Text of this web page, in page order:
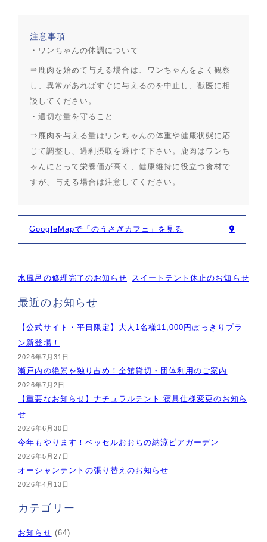
注意事項
・ワンちゃんの体調について
⇒鹿肉を始めて与える場合は、ワンちゃんをよく観察
し、異常があればすぐに与えるのを中止し、獣医に相
談してください。
・適切な量を守ること
⇒鹿肉を与える量はワンちゃんの体重や健康状態に応
じて調整し、過剰摂取を避けて下さい。鹿肉はワンち
ゃんにとって栄養価が高く、健康維持に役立つ食材で
すが、与える場合は注意してください。
GoogleMapで「のうさぎカフェ」を見る
水風呂の修理完了のお知らせ スイートテント休止のお知らせ
最近のお知らせ
【公式サイト・平日限定】大人1名様11,000円ぽっきりプラ
ン新登場！
2026年7月31日
瀬戸内の絶景を独り占め！全館貸切・団体利用のご案内
2026年7月2日
【重要なお知らせ】ナチュラルテント 寝具仕様変更のお知ら
せ
2026年6月30日
今年もやります！ベッセルおおちの納涼ビアガーデン
2026年5月27日
オーシャンテントの張り替えのお知らせ
2026年4月13日
カテゴリー
お知らせ (64)